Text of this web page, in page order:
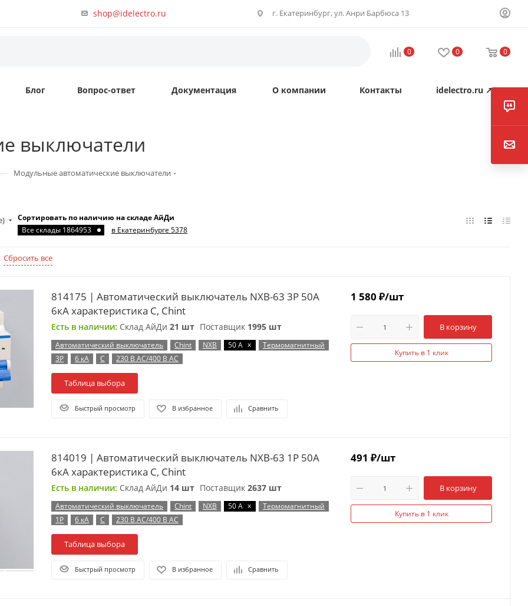
shop@idelectro.ru г. Екатеринбург, ул. Анри Барбюса 13
0 0 0
Блог Вопрос-ответ Документация О компании Контакты idelectro.ru ↗
выключатели
— Модульные автоматические выключатели
Сортировать по наличию на складе АйДи
Все склады 1864953
в Екатеринбурге 5378
Сбросить все
814175 | Автоматический выключатель NXB-63 3P 50А
6кА характеристика C, Chint
Есть в наличии: Склад АйДи 21 шт Поставщик 1995 шт
Автоматический выключатель Chint NXB 50 А x
Термомагнитный
3P
6 кА C 230 В AC/400 В AC
Таблица выбора
Быстрый просмотр В избранное Сравнить
1 580 ₽/шт
В корзину
Купить в 1 клик
814019 | Автоматический выключатель NXB-63 1P 50А
6кА характеристика C, Chint
Есть в наличии: Склад АйДи 14 шт Поставщик 2637 шт
Автоматический выключатель Chint NXB 50 А x
Термомагнитный
1P
6 кА C 230 В AC/400 В AC
Таблица выбора
Быстрый просмотр В избранное Сравнить
491 ₽/шт
В корзину
Купить в 1 клик